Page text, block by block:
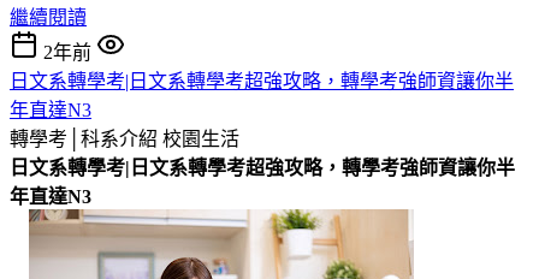
繼續閱讀
2年前
日文系轉學考|日文系轉學考超強攻略，轉學考強師資讓你半
年直達N3
轉學考│科系介紹 校園生活
日文系轉學考|日文系轉學考超強攻略，轉學考強師資讓你半
年直達N3